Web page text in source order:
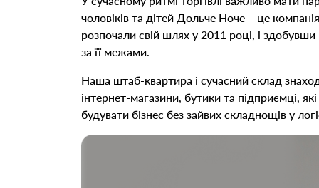
чоловіків та дітей Дольче Ноче – це
розпочали свій шлях у 2011 році, і
за її межами.
Наша штаб-квартира і сучасний склад
інтернет-магазини, бутики та підприємці,
будувати бізнес без зайвих складнощів у